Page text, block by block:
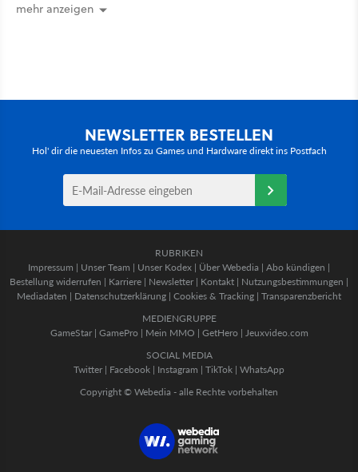
mehr anzeigen
NEWSLETTER BESTELLEN
Hol' dir die neuesten Infos zu Games und Hardware direkt ins Postfach
RUBRIKEN
Impressum | Unser Team | Unser Kodex | Über Webedia | Abo kündigen |
Bestellung widerrufen | Karriere | Newsletter | Kontakt | Nutzungsbestimmungen |
Mediadaten | Datenschutzerklärung | Cookies & Tracking | Transparenzbericht
MEDIENGRUPPE
GameStar| GamePro | Mein MMO | GetHero | Jeuxvideo.com
SOCIAL MEDIA
Twitter | Facebook | Instagram | TikTok | WhatsApp
Copyright © Webedia - alle Rechte vorbehalten